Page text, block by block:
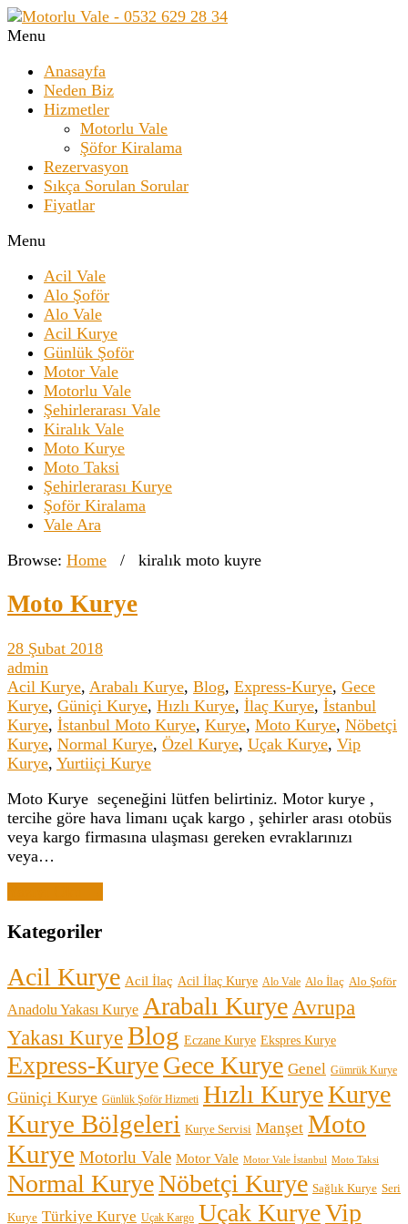
Menu
Anasayfa
Neden Biz
Hizmetler
Motorlu Vale
Şöfor Kiralama
Rezervasyon
Sıkça Sorulan Sorular
Fiyatlar
Menu
Acil Vale
Alo Şoför
Alo Vale
Acil Kurye
Günlük Şoför
Motor Vale
Motorlu Vale
Şehirlerarası Vale
Kiralık Vale
Moto Kurye
Moto Taksi
Şehirlerarası Kurye
Şoför Kiralama
Vale Ara
Browse: Home / kiralık moto kuyre
Moto Kurye
28 Şubat 2018
admin
Acil Kurye, Arabalı Kurye, Blog, Express-Kurye, Gece
Kurye, Güniçi Kurye, Hızlı Kurye, İlaç Kurye, İstanbul
Kurye, İstanbul Moto Kurye, Kurye, Moto Kurye, Nöbetçi
Kurye, Normal Kurye, Özel Kurye, Uçak Kurye, Vip
Kurye, Yurtiiçi Kurye
Moto Kurye seçeneğini lütfen belirtiniz. Motor kurye ,
tercihe göre hava limanı uçak kargo , şehirler arası otobüs
veya kargo firmasına ulaşması gereken evraklarınızı
veya…
Kategoriler
Acil Kurye Acil İlaç Acil İlaç Kurye Alo Vale Alo İlaç Alo Şoför
Anadolu Yakası Kurye Arabalı Kurye Avrupa
Yakası KuryeBlog Eczane Kurye Ekspres Kurye
Express-KuryeGece Kurye Genel Gümrük Kurye
Güniçi Kurye Günlük Şoför Hizmeti Hızlı KuryeKurye
Kurye Bölgeleri Kurye Servisi Manşet Moto
Kurye Motorlu Vale Motor Vale Motor Vale İstanbul Moto Taksi
Normal KuryeNöbetçi Kurye Sağlık Kurye Seri
Kurye Türkiye Kurye Uçak Kargo Uçak KuryeVip